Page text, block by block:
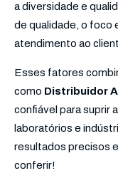
a diversidade e
de qualidade, o foco
atendimento ao
Esses fatores
como Distribuidor
confiável para suprir
laboratórios e
resultados precisos
conferir!